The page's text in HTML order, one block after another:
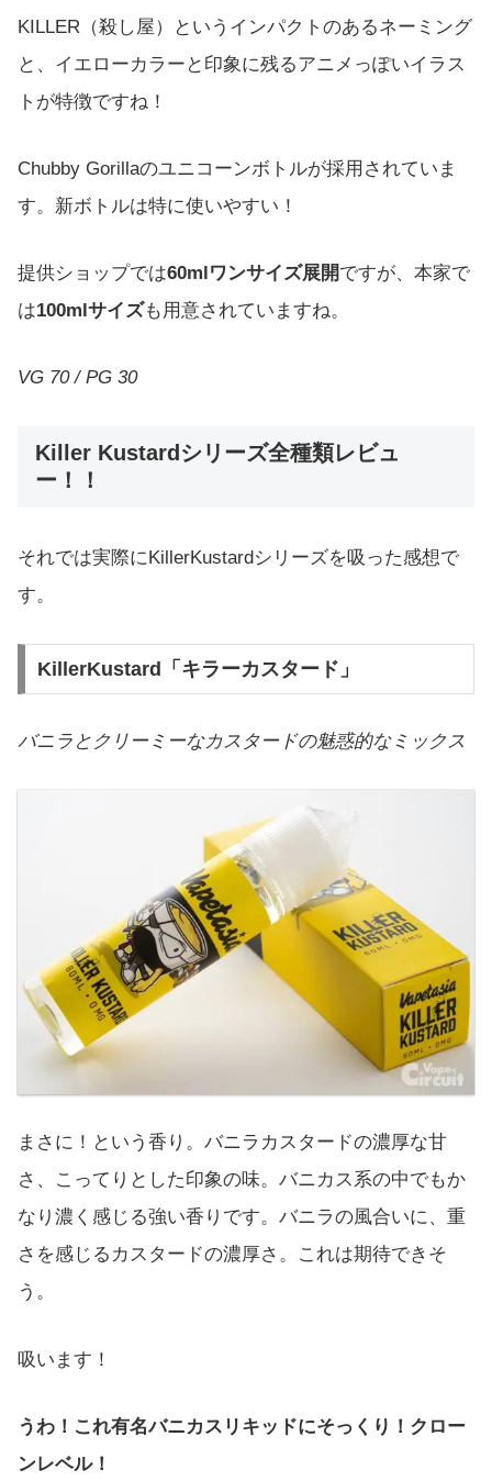
KILLER（殺し屋）というインパクトのあるネーミング
と、イエローカラーと印象に残るアニメっぽいイラス
トが特徴ですね！
Chubby Gorillaのユニコーンボトルが採用されていま
す。新ボトルは特に使いやすい！
提供ショップでは60mlワンサイズ展開ですが、本家で
は100mlサイズも用意されていますね。
VG 70 / PG 30
Killer Kustardシリーズ全種類レビュ
ー！！
それでは実際にKillerKustardシリーズを吸った感想で
す。
KillerKustard「キラーカスタード」
バニラとクリーミーなカスタードの魅惑的なミックス
まさに！という香り。バニラカスタードの濃厚な甘
さ、こってりとした印象の味。バニカス系の中でもか
なり濃く感じる強い香りです。バニラの風合いに、重
さを感じるカスタードの濃厚さ。これは期待できそ
う。
吸います！
うわ！これ有名バニカスリキッドにそっくり！クロー
ンレベル！